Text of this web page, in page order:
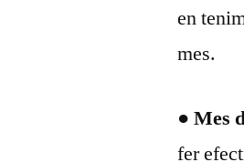
en
●Mes
fer